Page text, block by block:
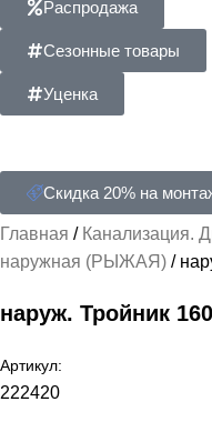
Распродажа
Сезонные товары
Уценка
Скидка 20% на
Главная Канализация.
наружная (РЫЖАЯ)
наруж. Тройник
Артикул:
222420